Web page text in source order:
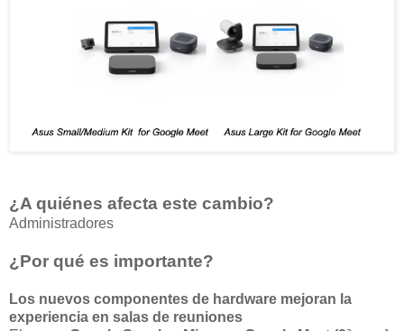
¿A quiénes afecta este cambio?
Administradores
¿Por qué es importante?
Los nuevos componentes de hardware mejoran la
experiencia en salas de reuniones